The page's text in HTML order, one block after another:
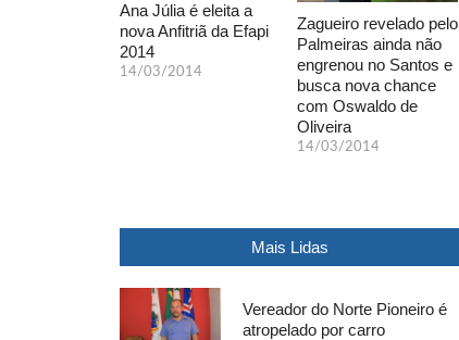
Ana Júlia é eleita a
nova Anfitriã da Efapi
2014
14/03/2014
Zagueiro revelado pelo
Palmeiras ainda não
engrenou no Santos e
busca nova chance
com Oswaldo de
Oliveira
14/03/2014
Mais Lidas
Vereador do Norte Pioneiro é
atropelado por carro